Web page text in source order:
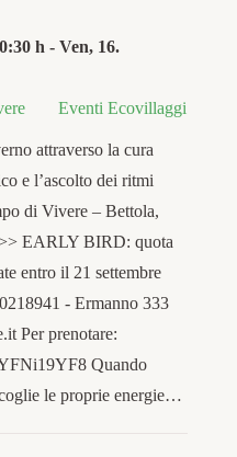
h - Ven, 16.
Eventi Ecovillaggi
attraverso la cura
e l’ascolto dei ritmi
di Vivere – Bettola,
EARLY BIRD: quota
entro il 21 settembre
- Ermanno 333
Per prenotare:
Quando
le proprie energie…